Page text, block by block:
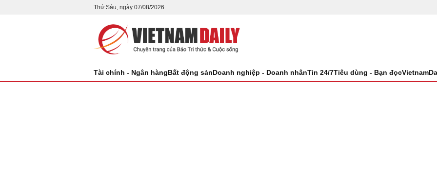
Thứ Sáu, ngày 07/08/2026
Tài chính - Ngân hàngBất động sảnDoanh nghiệp - Doanh nhânTin 24/7Tiêu dùng - Bạn đọc